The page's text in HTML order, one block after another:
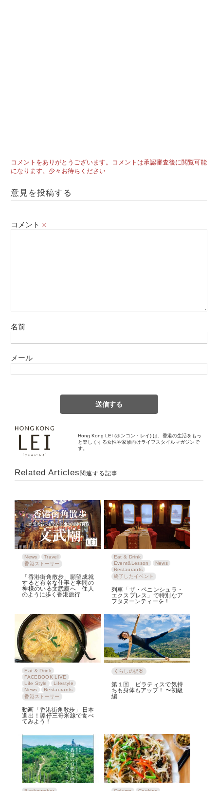
コメントをありがとうございます。コメントは承認審査後に閲覧可能
になります。少々お待ちください
意見を投稿する
コメント※
名前
メール
Hong Kong LEI (ホンコン・レイ) は、香港の生活をもっ
と楽しくする女性や家族向けライフスタイルマガジンで
す。
Related Articles 関連する記事
News
Travel
香港ストーリー
「香港街角散歩」願望成就
すると有名な仕事と学問の
神様のいる文武廟へ 住人
のように歩く香港旅行
Eat & Drink
Event&Lesson
News
Restaurants
終了したイベント
列車「ザ・ペニンシュラ・
エクスプレス」で特別なア
フタヌーンティーを！
Eat & Drink
FACEBOOK LIVE
Life Style
Lifestyle
News
Restaurants
香港ストーリー
動画「香港街角散歩」 日本
進出！譚仔三哥米線で食べ
てみよう！
くらしの提案
第１回 ピラティスで気持
ちも身体もアップ！ 〜初級
編